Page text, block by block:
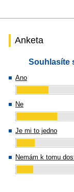
Anketa
Souhlasíte
Ano
Ne
Je mi to jedno
Nemám k tomu